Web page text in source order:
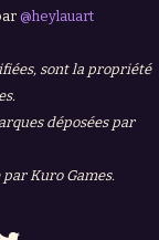
@heylauart
sont la propriété
déposées par
Kuro Games.